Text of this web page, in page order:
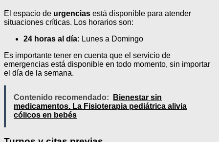
El espacio de urgencias está disponible para atender
situaciones críticas. Los horarios son:
24 horas al día: Lunes a Domingo
Es importante tener en cuenta que el servicio de
emergencias está disponible en todo momento, sin importar
el día de la semana.
Contenido recomendado:
Bienestar sin
medicamentos. La Fisioterapia pediátrica alivia
cólicos en bebés